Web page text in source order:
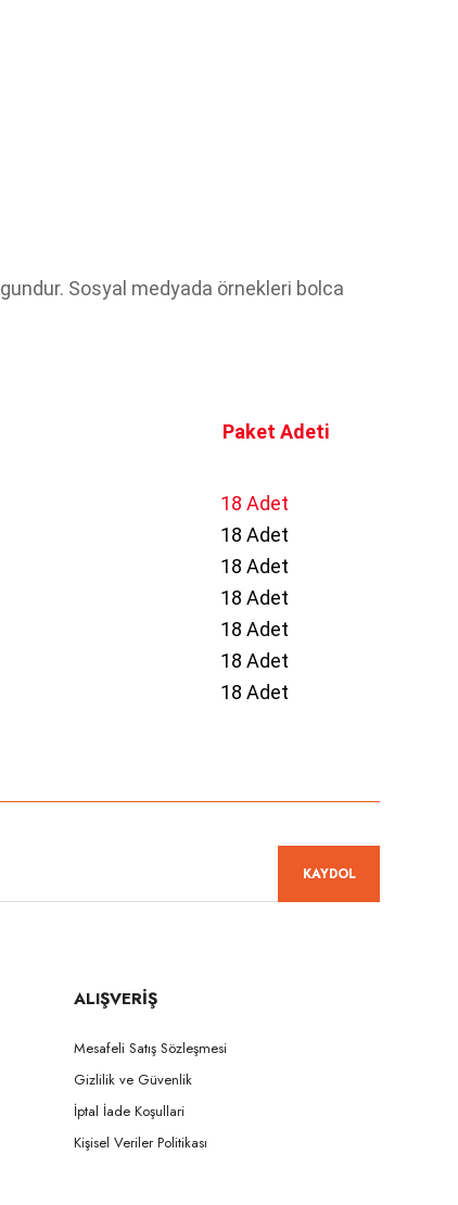
Sosyal medyada örnekleri bolca
Paket Adeti
18 Adet
18 Adet
18 Adet
18 Adet
18 Adet
18 Adet
18 Adet
KAYDOL
ALIŞVERİŞ
Mesafeli Satış Sözleşmesi
Gizlilik ve Güvenlik
İptal İade Koşullari
Kişisel Veriler Politikası